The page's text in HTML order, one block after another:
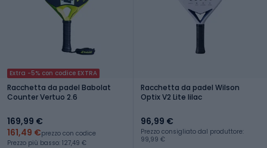
Extra -5% con codice EXTRA
Racchetta da padel Babolat
Counter Vertuo 2.6
169,99 €
161,49 €prezzo con codice
Prezzo più basso: 127,49 €
Racchetta da padel Wilson
Optix V2 Lite lilac
96,99 €
Prezzo consigliato dal produttore:
99,99 €